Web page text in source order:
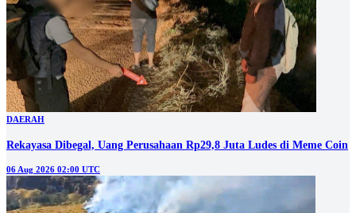
DAERAH
Rekayasa Dibegal, Uang Perusahaan Rp29,8 Juta Ludes di Meme Coin
06 Aug 2026 02:00 UTC